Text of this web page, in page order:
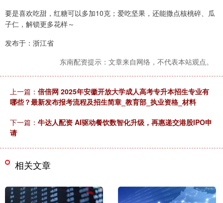
要是喜欢吃甜，红糖可以多加10克；爱吃坚果，还能撒点核桃碎、瓜
子仁，解锁更多花样～
发布于：浙江省
东南配资提示：文章来自网络，不代表本站观点。
上一篇： 倍倍网 2025年安徽开放大学成人高考专升本招生专业有
哪些？最新发布报考流程及招生简章_教育部_执业资格_材料
下一篇： 牛达人配资 AI驱动餐饮数智化升级，再惠递交港股IPO申
请
相关文章